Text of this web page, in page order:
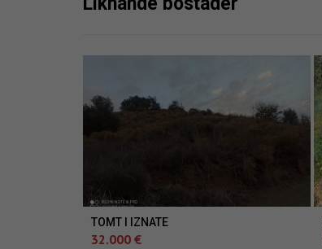
TOMT I IZNATE
32.000 €